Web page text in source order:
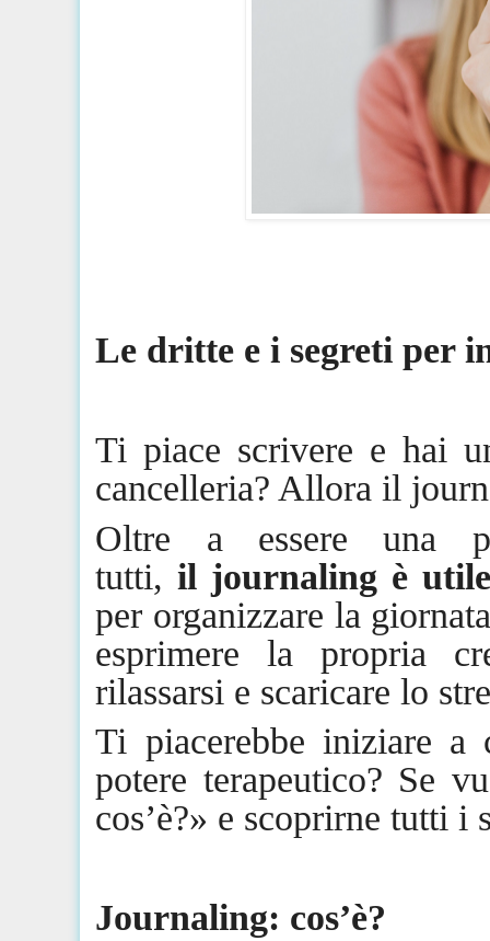
Le dritte e i segreti per
Ti piace scrivere e hai
cancelleria? Allora il
Oltre a essere una
tutti,il journaling è
per organizzare la
esprimere la propria
rilassarsi e scaricare lo
Ti piacerebbe iniziare a
potere terapeutico? Se
cos’è?» e scoprirne tutti i
Journaling: cos’è?